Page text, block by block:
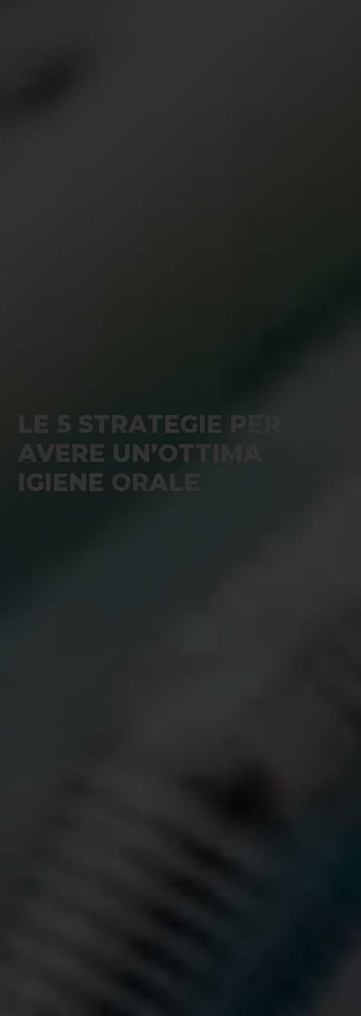
LE 5 STRATEGIE PER
AVERE UN’OTTIMA
IGIENE ORALE